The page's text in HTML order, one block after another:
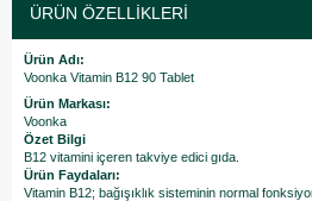
ÜRÜN ÖZELLIKLERI
Ürün Adı:
Voonka Vitamin B12 90 Tablet
Ürün Markası:
Voonka
Özet Bilgi
B12 vitamini içeren takviye edici gıda.
Ürün Faydaları:
Vitamin B12; bağışıklık sisteminin normal